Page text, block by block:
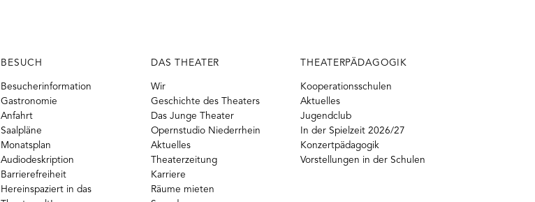
BESUCH
Besucherinformation
Gastronomie
Anfahrt
Saalpläne
Monatsplan
Audiodeskription
Barrierefreiheit
Hereinspaziert in das
DAS THEATER
Wir
Geschichte des Theaters
Das Junge Theater
Opernstudio Niederrhein
Aktuelles
Theaterzeitung
Karriere
Räume mieten
THEATERPÄDAGOGIK
Kooperationsschulen
Aktuelles
Jugendclub
In der Spielzeit 2026/27
Konzertpädagogik
Vorstellungen in der Schulen